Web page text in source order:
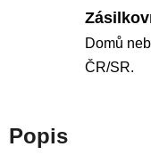
Domů
ČR/SR.
Popis